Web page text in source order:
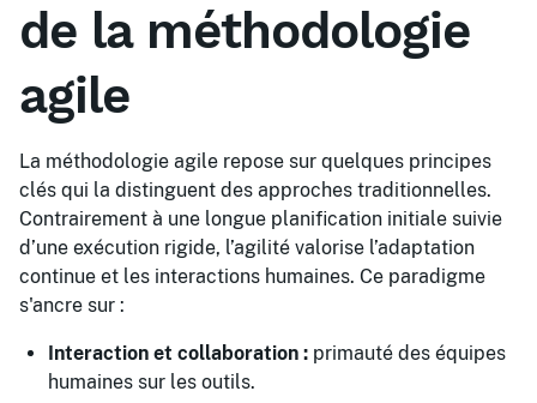
de la méthodologie
agile
La méthodologie agile repose sur quelques principes
clés qui la distinguent des approches traditionnelles.
Contrairement à une longue planification initiale suivie
d’une exécution rigide, l’agilité valorise l’adaptation
continue et les interactions humaines. Ce paradigme
s'ancre sur :
Interaction et collaboration : primauté des équipes
humaines sur les outils.